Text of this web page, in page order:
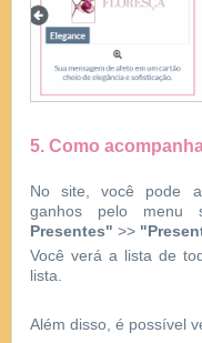
5. Como
No site, você pode
ganhos pelo menu
Presentes" >>
Você verá a lista de
lista.
Além disso, é possível